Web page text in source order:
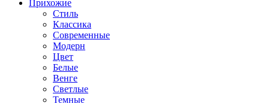
Прихожие
Стиль
Классика
Современные
Модерн
Цвет
Белые
Венге
Светлые
Темные